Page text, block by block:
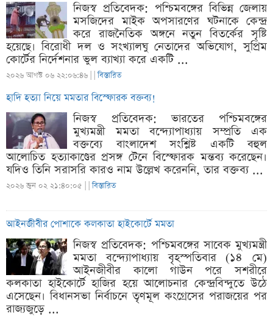
নিজস্ব প্রতিবেদক: পশ্চিমবঙ্গের বিভিন্ন জেলায়
মসজিদের মাইক অপসারণের ঘটনাকে কেন্দ্র
করে রাজনৈতিক অঙ্গনে নতুন বিতর্কের সৃষ্টি
হয়েছে। বিরোধী দল ও সংখ্যালঘু নেতাদের অভিযোগ, সুপ্রিম
কোর্টের নির্দেশনার ভুল ব্যাখ্যা করে একটি ...
২০২৬ আগস্ট ০৬ ২২:০৬:৪৬ | |বিস্তারিত
হাদি হত্যা নিয়ে মমতার বিস্ফোরক বক্তব্য!
নিজস্ব প্রতিবেদক: ভারতের পশ্চিমবঙ্গের
মুখ্যমন্ত্রী মমতা বন্দ্যোপাধ্যায় সম্প্রতি এক
বক্তব্যে বাংলাদেশ সংশ্লিষ্ট একটি বহুল
আলোচিত হত্যাকাণ্ডের প্রসঙ্গ টেনে বিস্ফোরক মন্তব্য করেছেন।
যদিও তিনি সরাসরি কারও নাম উল্লেখ করেননি, তার বক্তব্য ...
২০২৬ জুন ০২ ২১:৪০:০৫ | |বিস্তারিত
আইনজীবীর পোশাকে কলকাতা হাইকোর্টে মমতা
নিজস্ব প্রতিবেদক: পশ্চিমবঙ্গের সাবেক মুখ্যমন্ত্রী
মমতা বন্দ্যোপাধ্যায় বৃহস্পতিবার (১৪ মে)
আইনজীবীর কালো গাউন পরে সশরীরে
কলকাতা হাইকোর্টে হাজির হয়ে আলোচনার কেন্দ্রবিন্দুতে উঠে
এসেছেন। বিধানসভা নির্বাচনে তৃণমূল কংগ্রেসের পরাজয়ের পর
রাজ্যজুড়ে ...